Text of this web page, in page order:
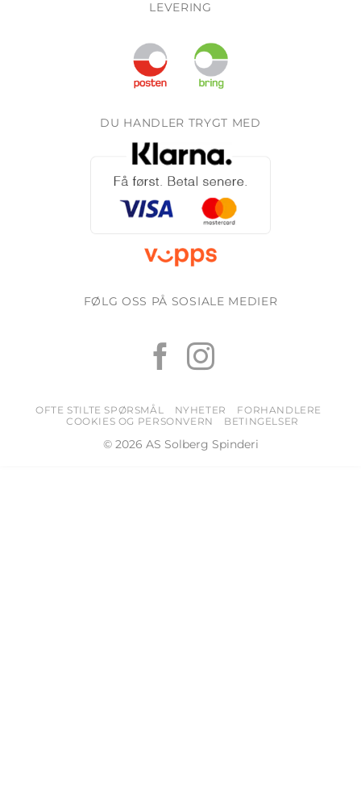
LEVERING
DU HANDLER TRYGT MED
FØLG OSS PÅ SOSIALE MEDIER
OFTE STILTE SPØRSMÅL NYHETER
FORHANDLERE
COOKIES OG PERSONVERN
BETINGELSER
© 2026 AS Solberg Spinderi